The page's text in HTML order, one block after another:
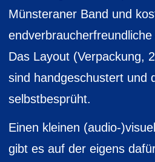
Münsteraner Band und
Das Layout (Verpackung,
sind handgeschustert und
selbstbesprüht.
Einen kleinen (audio-
gibt es auf der eigens